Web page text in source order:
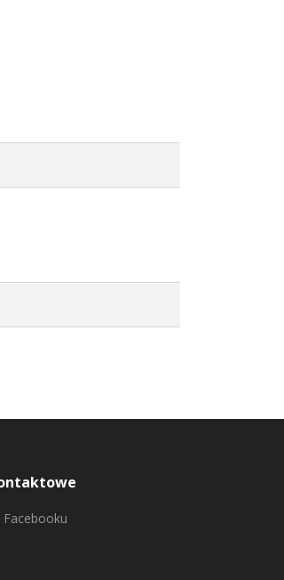
Facebooku